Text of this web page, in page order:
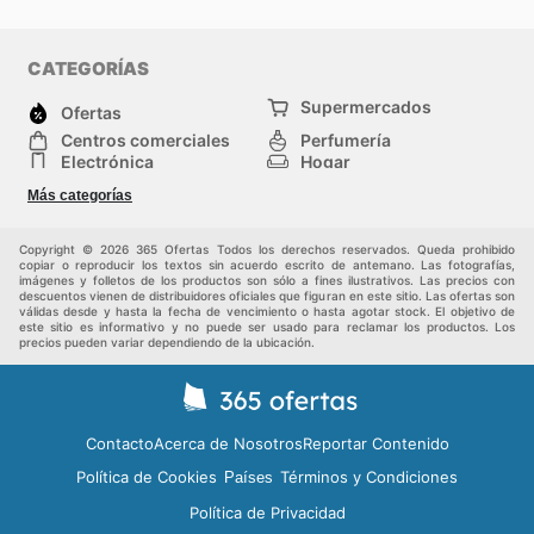
estar siempre al tanto de las mejores ofertas
disponibles. No dejes pasar la oportunidad de
transformar tu hogar o completar tus proyectos con las
ventajas que solo Sodimac puede ofrecer. Visita
Sodimac's website today to explore the best deals and
start saving now.
CATEGORÍAS
Ofertas
Supermercados
Centros comerciales
Perfumería
Electrónica
Hogar
Herramientas y jardinería
Moda
Más categorías
Copyright © 2026 365 Ofertas Todos los derechos reservados. Queda prohibido
copiar o reproducir los textos sin acuerdo escrito de antemano. Las fotografías,
imágenes y folletos de los productos son sólo a fines ilustrativos. Las precios con
descuentos vienen de distribuidores oficiales que figuran en este sitio. Las ofertas son
válidas desde y hasta la fecha de vencimiento o hasta agotar stock. El objetivo de
este sitio es informativo y no puede ser usado para reclamar los productos. Los
precios pueden variar dependiendo de la ubicación.
ContactoAcerca de NosotrosReportar Contenido
Política de Cookies Países Términos y Condiciones
Política de Privacidad